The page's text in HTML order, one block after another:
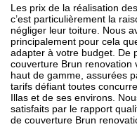
Les prix de la réalisation
c’est particulièrement la
négliger leur toiture. Nous
principalement pour cela
adapter à votre budget. De
couverture Brun renovation
haut de gamme, assurées
tarifs défiant toutes
Illas et de ses environs.
satisfaits par le rapport
de couverture Brun